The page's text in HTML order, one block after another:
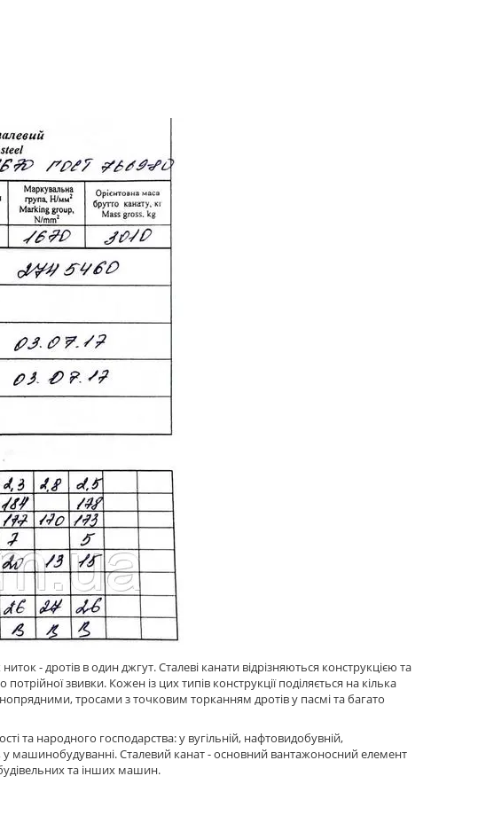
- дротів в один джгут. Сталеві канати відрізняються конструкцією та
звивки. Кожен із цих типів конструкції поділяється на кілька
тросами з точковим торканням дротів у пасмі та багато
та народного господарства: у вугільній, нафтовидобувній,
у машинобудуванні. Сталевий канат - основний вантажоносний елемент
та інших машин.